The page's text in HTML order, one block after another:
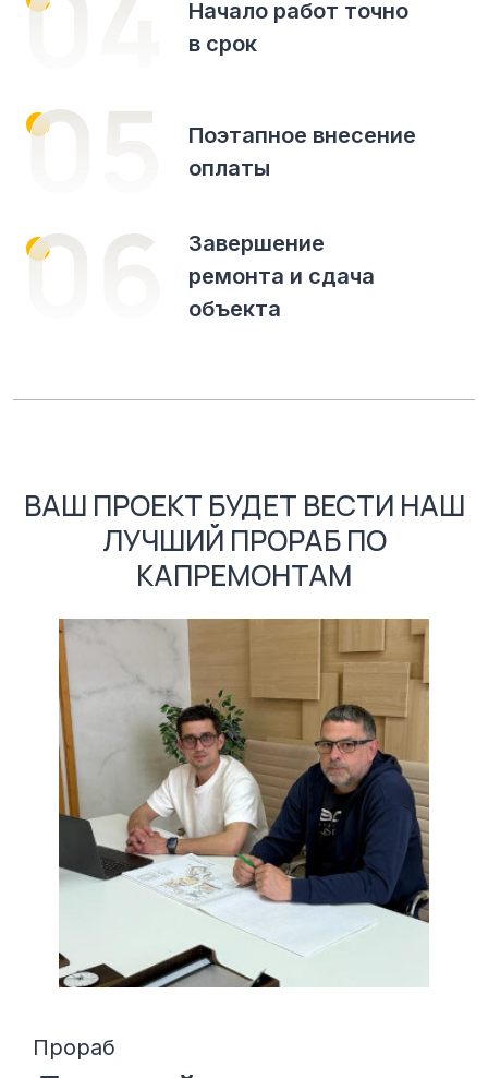
Начало работ точно
в срок
Поэтапное внесение
оплаты
Завершение
ремонта и сдача
объекта
ВАШ ПРОЕКТ БУДЕТ ВЕСТИ НАШ
ЛУЧШИЙ ПРОРАБ ПО
КАПРЕМОНТАМ
Прораб